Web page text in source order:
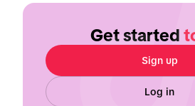
Get started
Sign up
Log in